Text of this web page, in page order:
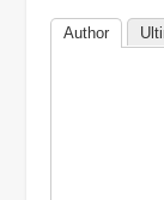
Author